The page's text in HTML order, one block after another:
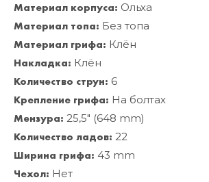
Материал корпуса: Ольха
Материал топа: Без топа
Материал грифа: Клён
Накладка: Клён
Количество струн: 6
Крепление грифа: На болтах
Мензура: 25,5" (648 mm)
Количество ладов: 22
Ширина грифа: 43 mm
Чехол: Нет